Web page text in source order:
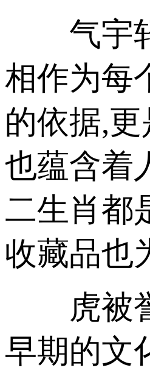
气宇轩
相作为每
的依据,
也蕴含着
二生肖都
收藏品也
虎被誉
早期的文